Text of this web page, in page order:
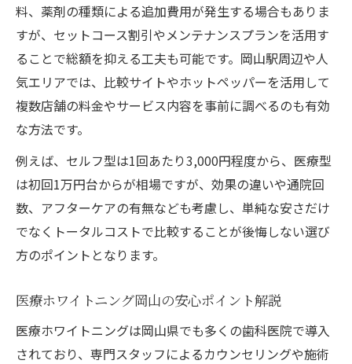
料、薬剤の種類による追加費用が発生する場合もありま
すが、セットコース割引やメンテナンスプランを活用す
ることで総額を抑える工夫も可能です。岡山駅周辺や人
気エリアでは、比較サイトやホットペッパーを活用して
複数店舗の料金やサービス内容を事前に調べるのも有効
な方法です。
例えば、セルフ型は1回あたり3,000円程度から、医療型
は初回1万円台からが相場ですが、効果の違いや通院回
数、アフターケアの有無なども考慮し、単純な安さだけ
でなくトータルコストで比較することが後悔しない選び
方のポイントとなります。
医療ホワイトニング岡山の安心ポイント解説
医療ホワイトニングは岡山県でも多くの歯科医院で導入
されており、専門スタッフによるカウンセリングや施術